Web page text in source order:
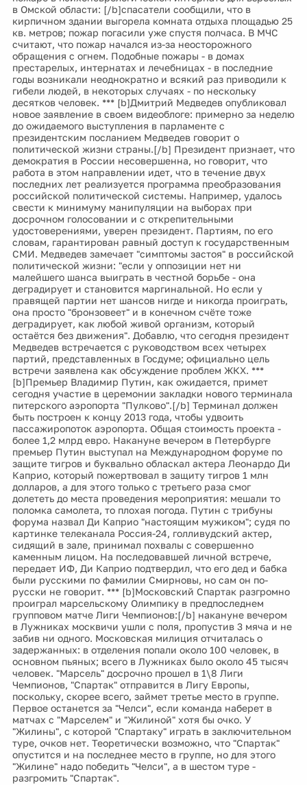
в Омской области: [/b]спасатели сообщили, что в
кирпичном здании выгорела комната отдыха площадью 25
кв. метров; пожар погасили уже спустя полчаса. В МЧС
считают, что пожар начался из-за неосторожного
обращения с огнем. Подобные пожары - в домах
престарелых, интернатах и лечебницах - в последние
годы возникали неоднократно и всякий раз приводили к
гибели людей, в некоторых случаях - по нескольку
десятков человек. *** [b]Дмитрий Медведев опубликовал
новое заявление в своем видеоблоге: примерно за неделю
до ожидаемого выступления в парламенте с
президентским посланием Медведев говорит о
политической жизни страны.[/b] Президент признает, что
демократия в России несовершенна, но говорит, что
работа в этом направлении идет, что в течение двух
последних лет реализуется программа преобразования
российской политической системы. Например, удалось
свести к минимуму манипуляции на выборах при
досрочном голосовании и с открепительными
удостоверениями, уверен президент. Партиям, по его
словам, гарантирован равный доступ к государственным
СМИ. Медведев замечает "симптомы застоя" в российской
политической жизни: "если у оппозиции нет ни
малейшего шанса выиграть в честной борьбе - она
деградирует и становится маргинальной. Но если у
правящей партии нет шансов нигде и никогда проиграть,
она просто "бронзовеет" и в конечном счёте тоже
деградирует, как любой живой организм, который
остаётся без движения". Добавлю, что сегодня президент
Медведев встречается с руководством всех четырех
партий, представленных в Госдуме; официально цель
встречи заявлена как обсуждение проблем ЖКХ. ***
[b]Премьер Владимир Путин, как ожидается, примет
сегодня участие в церемонии закладки нового терминала
питерского аэропорта "Пулково".[/b] Терминал должен
быть построен к концу 2013 года, чтобы удвоить
пассажиропоток аэропорта. Общая стоимость проекта -
более 1,2 млрд евро. Накануне вечером в Петербурге
премьер Путин выступал на Международном форуме по
защите тигров и буквально обласкал актера Леонардо Ди
Каприо, который пожертвовал в защиту тигров 1 млн
долларов, а для этого только с третьего раза смог
долететь до места проведения мероприятия: мешали то
поломка самолета, то плохая погода. Путин с трибуны
форума назвал Ди Каприо "настоящим мужиком"; судя по
картинке телеканала Россия-24, голливудский актер,
сидящий в зале, принимал похвалы с совершенно
каменным лицом. На последовавшей личной встрече,
передает ИФ, Ди Каприо подтвердил, что его дед и бабка
были русскими по фамилии Смирновы, но сам он по-
русски не говорит. *** [b]Московский Спартак разгромно
проиграл марсельскому Олимпику в предпоследнем
групповом матче Лиги Чемпионов:[/b] накануне вечером
в Лужниках москвичи ушли с поля, пропустив 3 мяча и не
забив ни одного. Московская милиция отчиталась о
задержанных: в отделения попали около 100 человек, в
основном пьяных; всего в Лужниках было около 45 тысяч
человек. "Марсель" досрочно прошел в 1\8 Лиги
Чемпионов, "Спартак" отправится в Лигу Европы,
поскольку, скорее всего, займет третье место в группе.
Первое останется за "Челси", если команда наберет в
матчах с "Марселем" и "Жилиной" хотя бы очко. У
"Жилины", с которой "Спартаку" играть в заключительном
туре, очков нет. Теоретически возможно, что "Спартак"
опустится и на последнее место в группе, но для этого
"Жилине" надо победить "Челси", а в шестом туре -
разгромить "Спартак".